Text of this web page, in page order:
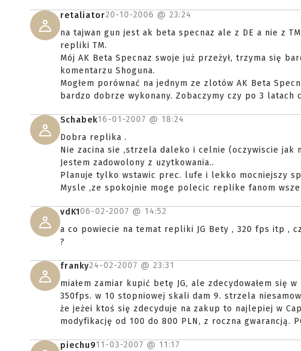
retaliator20-10-2006 @ 23:24
na tajwan gun jest ak beta specnaz ale z DE a nie z
repliki TM.
Mój AK Beta Specnaz swoje już przeżył, trzyma się
komentarzu Shoguna.
Mogłem porównać na jednym ze zlotów AK Beta
bardzo dobrze wykonany. Zobaczymy czy po 3 latach
Schabek16-01-2007 @ 18:24
Dobra replika .
Nie zacina sie ,strzela daleko i celnie (oczywiscie jak
Jestem zadowolony z uzytkowania..
Planuje tylko wstawic prec. lufe i lekko mocniejszy
Mysle ,ze spokojnie moge polecic replike fanom
vdK106-02-2007 @ 14:52
a co powiecie na temat repliki JG Bety , 320 fps itp ,
?
franky24-02-2007 @ 23:31
miałem zamiar kupić betę JG, ale zdecydowałem się
350fps. w 10 stopniowej skali dam 9. strzela
że jeżei ktoś się zdecyduje na zakup to najlepiej w
modyfikację od 100 do 800 PLN, z roczna gwarancją.
piechu911-03-2007 @ 11:17